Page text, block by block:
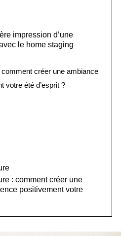
impression d’une
le home staging
: comment créer une
positivement votre